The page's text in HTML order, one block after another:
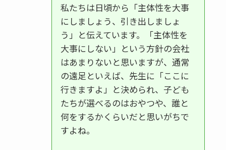
私たちは日頃から「主体性を大事
にしましょう、引き出しましょ
う」と伝えています。「主体性を
大事にしない」という方針の会社
はあまりないと思いますが、通常
の遠足といえば、先生に「ここに
行きますよ」と決められ、子ども
たちが選べるのはおやつや、誰と
何をするかくらいだと思いがちで
すよね。